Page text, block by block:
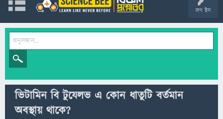
লগ ইন
ভিটামিন বি টুযেলভ এ কোন ধাতুটি বর্তমান
অবস্থায় থাকে?